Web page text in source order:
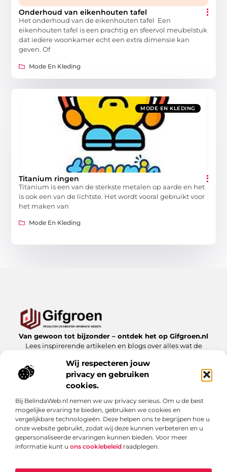
Wij respecteren jouw
privacy en gebruiken
cookies.
Bij BelindaWeb.nl nemen we uw privacy serieus. Om u de best
mogelijke ervaring te bieden, gebruiken we cookies en
vergelijkbare technologieën. Deze helpen ons te begrijpen hoe u
onze website gebruikt, zodat wij deze kunnen verbeteren en u
gepersonaliseerde ervaringen kunnen bieden. Voor meer
informatie kunt u ons cookiebeleid raadplegen.
Onderhoud van eikenhouten tafel
Het onderhoud van de eikenhouten tafel Een
eikenhouten tafel is een prachtig en sfeervol meubelstuk
dat iedere woonkamer echt een extra dimensie kan
geven. Of
Mode En Kleding
MODE EN KLEDING
Titanium ringen
Titanium is een van de sterkste metalen op aarde en het
is ook een van de lichtste. Het wordt vooral gebruikt voor
het maken van
Mode En Kleding
Van gewoon tot bijzonder – ontdek het op Gifgroen.nl
Lees inspirerende artikelen en blogs over alles wat de
Bericht categorie
Onze informatie